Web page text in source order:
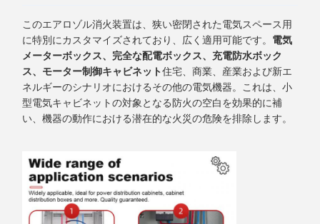
このエアロゾル消火装置は、狭い密閉された電気スペース用
に特別にカスタマイズされており、広く適用可能です。 電気
メーターボックス、完全な配電ボックス、充電防水ボック
ス、モーター制御キャビネット住宅、商業、産業および新エ
ネルギーのシナリオにおけるその他の電気機器。これは、小
型電気キャビネットの対象となる防火の空白を効果的に補
い、機器の動作における潜在的な火災の危険を排除します。